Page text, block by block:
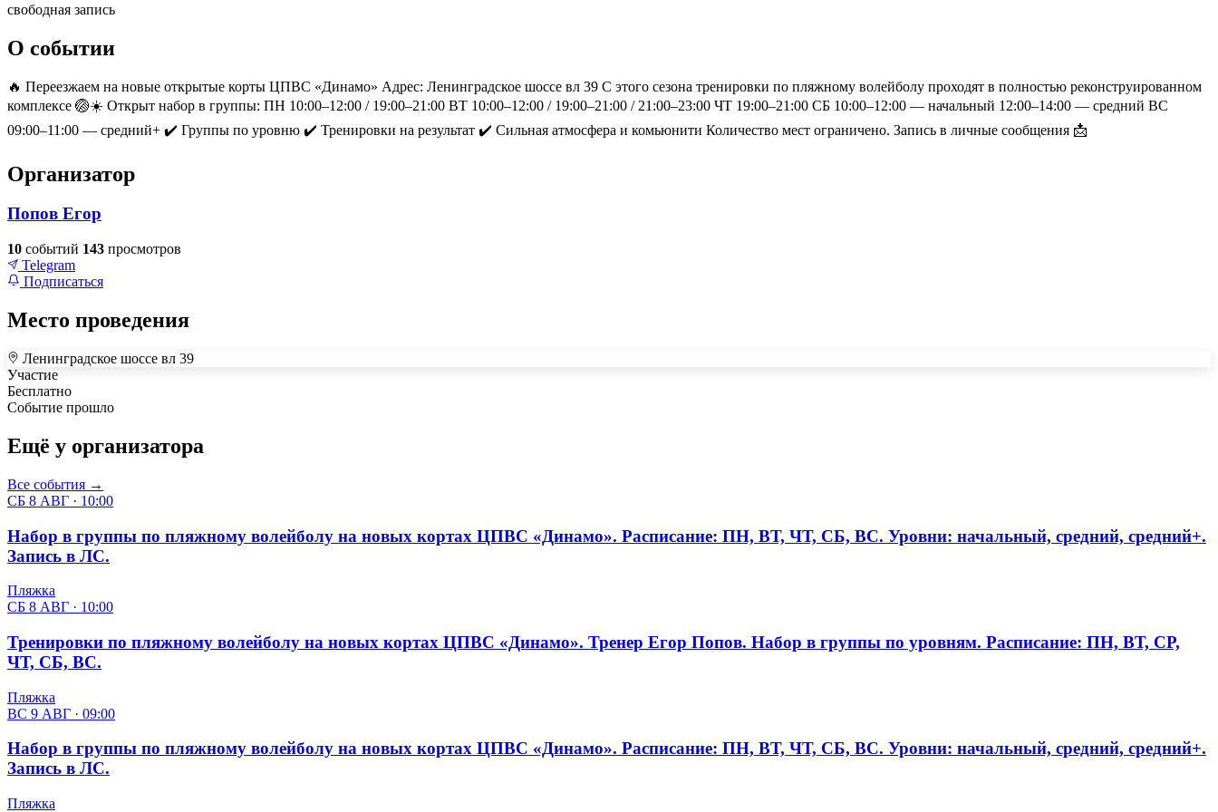
свободная запись
О событии
🔥 Переезжаем на новые открытые корты ЦПВС «Динамо» Адрес: Ленинградское шоссе вл 39 С этого сезона тренировки по пляжному волейболу проходят в полностью реконструированном
комплексе 🏐☀️ Открыт набор в группы: ПН 10:00–12:00 / 19:00–21:00 ВТ 10:00–12:00 / 19:00–21:00 / 21:00–23:00 ЧТ 19:00–21:00 СБ 10:00–12:00 — начальный 12:00–14:00 — средний ВС
09:00–11:00 — средний+ ✔️ Группы по уровню ✔️ Тренировки на результат ✔️ Сильная атмосфера и комьюнити Количество мест ограничено. Запись в личные сообщения 📩
Организатор
Попов Егор
10 событий 143 просмотров
Telegram
Подписаться
Место проведения
+
–
Ленинградское шоссе вл 39
Участие
Бесплатно
Событие прошло
Ещё у организатора
Все события →
СБ 8 АВГ · 10:00
Набор в группы по пляжному волейболу на новых кортах ЦПВС «Динамо». Расписание: ПН, ВТ, ЧТ, СБ, ВС. Уровни: начальный, средний, средний+.
Запись в ЛС.
Пляжка
СБ 8 АВГ · 10:00
Тренировки по пляжному волейболу на новых кортах ЦПВС «Динамо». Тренер Егор Попов. Набор в группы по уровням. Расписание: ПН, ВТ, СР,
ЧТ, СБ, ВС.
Пляжка
ВС 9 АВГ · 09:00
Набор в группы по пляжному волейболу на новых кортах ЦПВС «Динамо». Расписание: ПН, ВТ, ЧТ, СБ, ВС. Уровни: начальный, средний, средний+.
Запись в ЛС.
Пляжка